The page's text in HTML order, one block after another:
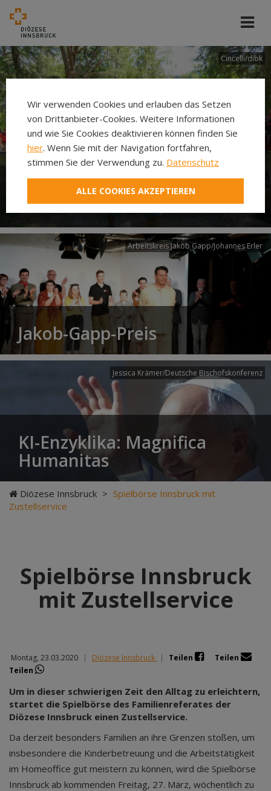
Cincelli/dibk
Neuer Pilgerweg Via
Laudato si’
Arbeitskreis Jakob Gapp/Johannes Erler
Jakob-Gapp-Preis
Jessica Krämer/Deutsche Bischofskonferenz
KI-Enzyklika: Magnifica
Humanitas
Diözese Innsbruck > Spielbörse Innsbruck mit
Zustellservice
Spielbörse Innsbruck
mit Zustellservice
Montag, 23.03.2020 | Diözese Innsbruck | Teilen
Teilen
Teilen
Um in dieser schwierigen Zeit den Alltag zu erleichtern,
startet die Spielbörse des Familienreferates der
Diözese Innsbruck einen Zustellservice.
Da derzeit besonders Familien an ihre Grenzen stoßen, um
insbesondere die Kinderbetreuung und die Arbeitstätigkeit
im Homeoffice gut meistern zu können, wird die Spielbörse
Innsbruck ab kommenden Freitag, 27. März, wöchentlich zu
Wir verwenden Cookies und erlauben das Setzen
von Drittanbieter-Cookies. Weitere Informationen
und wie Sie Cookies deaktivieren können finden Sie
hier. Wenn Sie mit der Navigation fortfahren,
stimmen Sie der Verwendung zu. Datenschutz
ALLE COOKIES AKZEPTIEREN